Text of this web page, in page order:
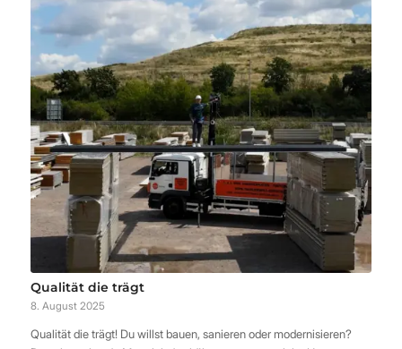
Qualität die trägt
8. August 2025
Qualität die trägt! Du willst bauen, sanieren oder modernisieren?